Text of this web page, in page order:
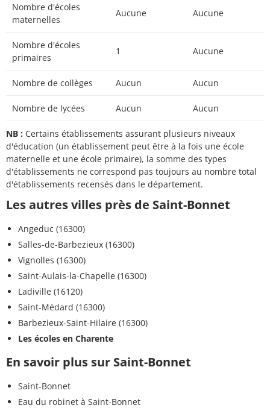
Nombre d'écoles
maternelles
Aucune Aucune
Nombre d'écoles
primaires
1 Aucune
Nombre de collèges Aucun Aucun
Nombre de lycées Aucun Aucun
NB : Certains établissements assurant plusieurs niveaux
d'éducation (un établissement peut être à la fois une école
maternelle et une école primaire), la somme des types
d'établissements ne correspond pas toujours au nombre total
d'établissements recensés dans le département.
Les autres villes près de Saint-Bonnet
Angeduc (16300)
Salles-de-Barbezieux (16300)
Vignolles (16300)
Saint-Aulais-la-Chapelle (16300)
Ladiville (16120)
Saint-Médard (16300)
Barbezieux-Saint-Hilaire (16300)
Les écoles en Charente
En savoir plus sur Saint-Bonnet
Saint-Bonnet
Eau du robinet à Saint-Bonnet